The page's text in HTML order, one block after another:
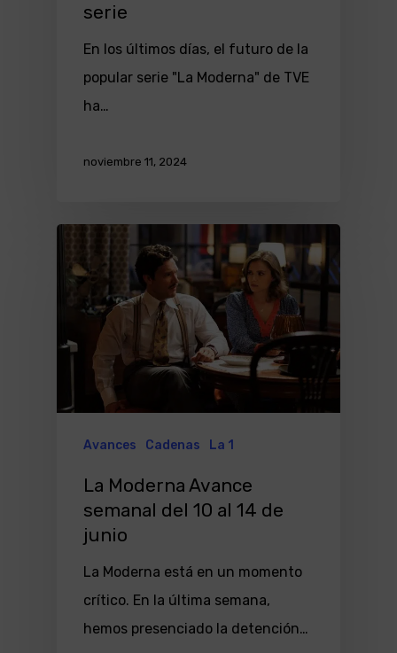
serie
En los últimos días, el futuro de la
popular serie "La Moderna" de TVE
ha…
noviembre 11, 2024
Avances Cadenas La 1
La Moderna Avance
semanal del 10 al 14 de
junio
La Moderna está en un momento
crítico. En la última semana,
hemos presenciado la detención…